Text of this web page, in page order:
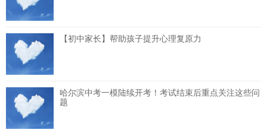
【初中家长】帮助孩子提升心理复原力
哈尔滨中考一模陆续开考！考试结束后重点关注这些问
题